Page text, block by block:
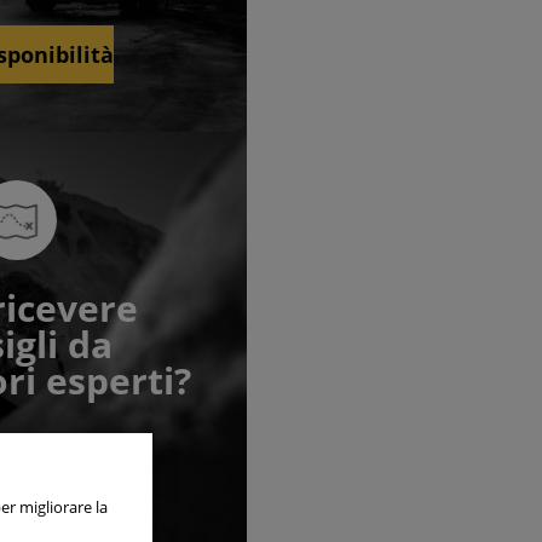
da
esperti?
migliorare la